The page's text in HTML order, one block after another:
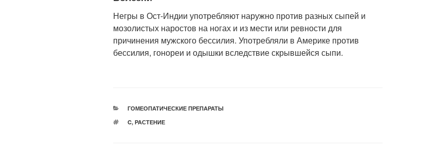
Негры в Ост-Индии употребляют наружно против разных сыпей и
мозолистых наростов на ногах и из мести или ревности для
причинения мужского бессилия. Употребляли в Америке против
бессилия, гонореи и одышки вследствие скрывшейся сыпи.
РУБРИКИ
ГОМЕОПАТИЧЕСКИЕ ПРЕПАРАТЫ
МЕТКИ
C, РАСТЕНИЕ